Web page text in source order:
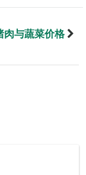
肉与蔬菜价格